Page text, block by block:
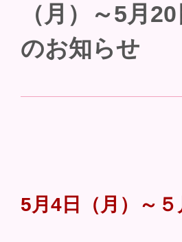
（月）～5月
のお知らせ
5月4日（月）～